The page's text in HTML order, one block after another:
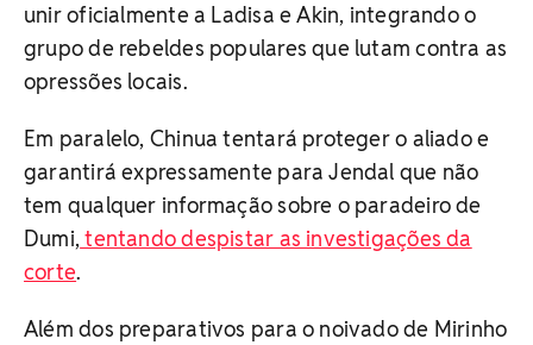
unir oficialmente a Ladisa e Akin, integrando o
grupo de rebeldes populares que lutam contra as
opressões locais.
Em paralelo, Chinua tentará proteger o aliado e
garantirá expressamente para Jendal que não
tem qualquer informação sobre o paradeiro de
Dumi,tentando despistar as investigações da
corte.
Além dos preparativos para o noivado de Mirinho